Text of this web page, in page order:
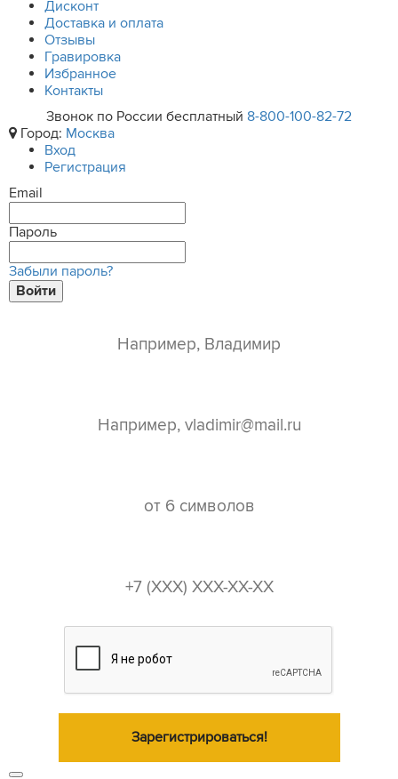
Дисконт
Доставка и оплата
Отзывы
Гравировка
Избранное
Контакты
Звонок по России бесплатный 8-800-100-82-72
Город: Москва
Вход
Регистрация
Email
Пароль
Забыли пароль?
Войти
Зарегистрироваться!